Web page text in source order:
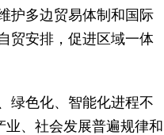
护多边贸易体制和国际
贸安排，促进区域一体
绿色化、智能化进程不
业、社会发展普遍规律和